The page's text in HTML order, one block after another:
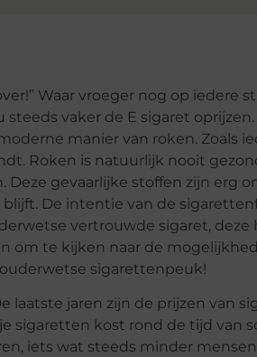
Waar vroeger nog op iedere
steeds vaker de E sigaret
manier van roken. Zoals
Roken is natuurlijk nooit
Deze gevaarlijke stoffen zijn erg
blijft. De intentie van de
vertrouwde sigaret, deze
om te kijken naar de
sigarettenpeuk!
laatste jaren zijn de prijzen van
sigaretten kost rond de tijd van
iets wat steeds minder